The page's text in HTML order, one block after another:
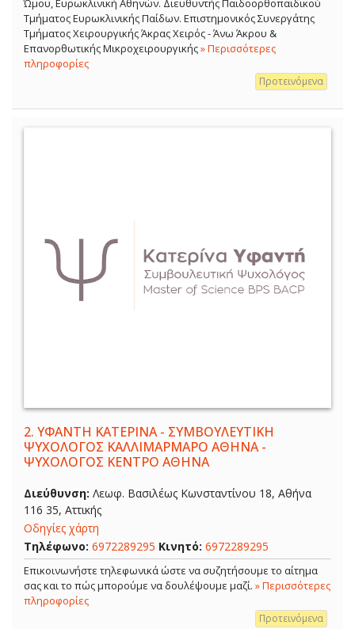
Ώμου, Ευρωκλινική Αθηνών. Διευθυντής Παιδοορθοπαιδικού
Τμήματος Ευρωκλινικής Παίδων. Επιστημονικός Συνεργάτης
Τμήματος Χειρουργικής Άκρας Χειρός - Άνω Άκρου &
Επανορθωτικής Μικροχειρουργικής» Περισσότερες
πληροφορίες
Προτεινόμενα
2. ΥΦΑΝΤΗ ΚΑΤΕΡΙΝΑ - ΣΥΜΒΟΥΛΕΥΤΙΚΗ
ΨΥΧΟΛΟΓΟΣ ΚΑΛΛΙΜΑΡΜΑΡΟ ΑΘΗΝΑ -
ΨΥΧΟΛΟΓΟΣ ΚΕΝΤΡΟ ΑΘΗΝΑ
Διεύθυνση: Λεωφ. Βασιλέως Κωνσταντίνου 18, Αθήνα
116 35, Αττικής
Οδηγίες χάρτη
Τηλέφωνο: 6972289295 Κινητό: 6972289295
Επικοινωνήστε τηλεφωνικά ώστε να συζητήσουμε το αίτημα
σας και το πώς μπορούμε να δουλέψουμε μαζί. » Περισσότερες
πληροφορίες
Προτεινόμενα